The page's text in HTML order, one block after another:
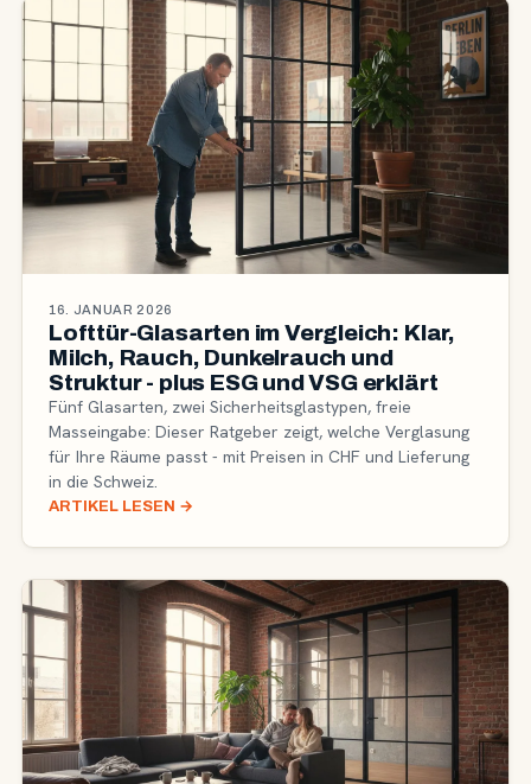
16. JANUAR 2026
Lofttür-Glasarten im Vergleich: Klar,
Milch, Rauch, Dunkelrauch und
Struktur - plus ESG und VSG erklärt
Fünf Glasarten, zwei Sicherheitsglastypen, freie
Masseingabe: Dieser Ratgeber zeigt, welche Verglasung
für Ihre Räume passt - mit Preisen in CHF und Lieferung
in die Schweiz.
ARTIKEL LESEN →